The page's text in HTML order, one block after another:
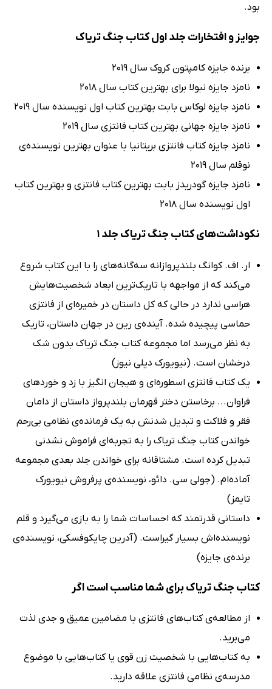
بود.
جوایز و افتخارات جلد اول کتاب جنگ تریاک
برنده جایزه کامپتون کروک سال 2019
نامزد جایزه نبولا برای بهترین کتاب سال 2018
نامزد جایزه لوکاس بابت بهترین کتاب اول نویسنده سال 2019
نامزد جایزه جهانی بهترین کتاب فانتزی سال 2019
نامزد جایزه کتاب فانتزی بریتانیا با عنوان بهترین نویسنده‌ی
نوقلم سال 2019
نامزد جایزه گودریدز بابت بهترین کتاب فانتزی و بهترین کتاب
اول نویسنده سال 2018
نکوداشت‌های کتاب جنگ تریاک جلد 1
ار. اف. کوانگ بلندپروازانه سه‌گانه‌های را با این کتاب شروع
می‌کند که از مواجهه با تاریک‌ترین ابعاد شخصیت‌هایش
هراسی ندارد در حالی که کل داستان در خمیره‌ای از فانتزی
حماسی پیچیده شده. آینده‌ی رین در جهان داستان، تاریک
به نظر می‌رسد اما مجموعه کتاب جنگ تریاک بدون شک
درخشان است. (نیویورک دیلی نیوز)
یک کتاب فانتزی اسطوره‌ای و هیجان انگیز با زد و خورد‌های
فراوان... برخاستن دختر قهرمان بلندپرواز داستان از دامان
فقر و فلاکت و تبدیل شدنش به یک فرمانده‌ی نظامی بی‌رحم
خواندن کتاب جنگ تریاک را به تجربه‌ای فراموش نشدنی
تبدیل کرده است. مشتاقانه برای خواندن جلد بعدی مجموعه
آماده‌ام. (جولی سی. دائو، نویسنده‌ی پرفروش نیویورک
تایمز)
داستانی قدرتمند که احساسات شما را به بازی می‌گیرد و قلم
نویسنده‌اش بسیار گیراست. (آدرین چایکوفسکی، نویسنده‌ی
برنده‌ی جایزه)
کتاب جنگ تریاک برای شما مناسب است اگر
از مطالعه‌ی کتاب‌های فانتزی با مضامین عمیق و جدی لذت
می‌برید.
به کتاب‌هایی با شخصیت زن قوی یا کتاب‌هایی با موضوع
مدرسه‌ی نظامی فانتزی علاقه دارید.